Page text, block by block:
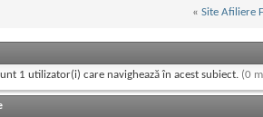
« Site Afiliere
1 utilizator(i) care navighează în acest subiect. (0